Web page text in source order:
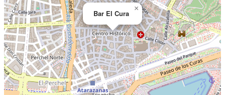
Bar El Cura
×